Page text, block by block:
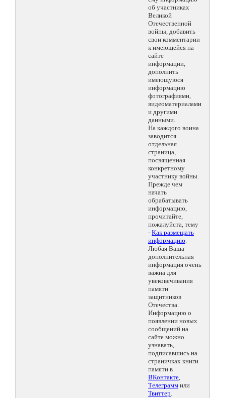
об участниках
Великой
Отечественной
войны, добавить
свои комментарии
к имеющейся на
сайте
информации,
дополнить
имеющуюся
информацию
фотографиями,
видеоматериалами
и другими
данными.
На каждого воина
заводится
отдельная
страница,
посвященная
конкретному
участнику войны.
Прежде чем
начать
обрабатывать
информацию,
прочитайте,
пожалуйста, тему
- Как размещать
информацию.
Любая Ваша
дополнительная
информация очень
важна для
увековечивания
памяти
защитников
Отечества.
Информацию о
появлении новых
сообщений на
сайте можно
узнавать,
подписавшись на
страничках книги
памяти в
ВКонтакте,
Телеграмм или
Твиттер.